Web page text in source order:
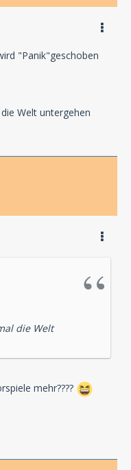
"Panik"geschoben
Welt untergehen
die Welt
mehr????